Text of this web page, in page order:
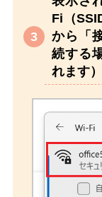
Fi（
から「
続する
れます）